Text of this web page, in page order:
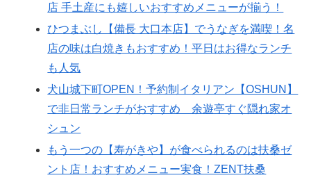
店 手土産にも嬉しいおすすめメニューが揃う！
ひつまぶし【備長 大口本店】でうなぎを満喫！名
店の味は白焼きもおすすめ！平日はお得なランチ
も人気
犬山城下町OPEN！予約制イタリアン【OSHUN】
で非日常ランチがおすすめ 余遊亭すぐ隠れ家オ
シュン
もう一つの【寿がきや】が食べられるのは扶桑ゼ
ント店！おすすめメニュー実食！ZENT扶桑